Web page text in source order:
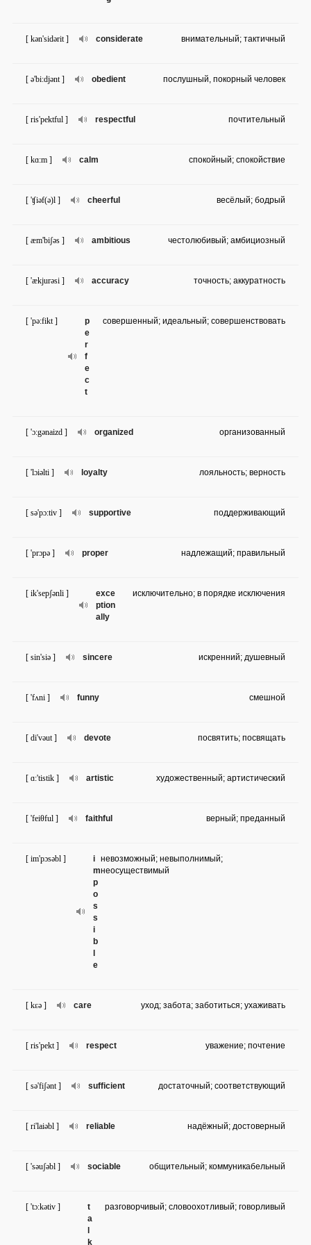
considerate
[ kən'sidərit ] внимательный; тактичный
obedient
[ ə'bi:djənt ] послушный, покорный человек
respectful
[ ris'pektful ] почтительный
calm
[ kɑ:m ] спокойный; спокойствие
cheerful
[ 'ʧiəf(ə)l ] весёлый; бодрый
ambitious
[ æm'biʃəs ] честолюбивый; амбициозный
accuracy
[ 'ækjurəsi ] точность; аккуратность
p
e
r
f
e
c
t
[ 'pə:fikt ] совершенный; идеальный; совершенствовать
organized
[ 'ɔ:gənaizd ] организованный
loyalty
[ 'lɔiəlti ] лояльность; верность
supportive
[ sə'pɔ:tiv ] поддерживающий
proper
[ 'prɔpə ] надлежащий; правильный
exce
ption
ally
[ ik'sepʃənli ] исключительно; в порядке исключения
sincere
[ sin'siə ] искренний; душевный
funny
[ 'fʌni ] смешной
devote
[ di'vəut ] посвятить; посвящать
artistic
[ ɑ:'tistik ] художественный; артистический
faithful
[ 'feiθful ] верный; преданный
i
m
p
o
s
s
i
b
e
[ im'pɔsəbl ]
невозможный; невыполнимый;
неосуществимый
care
[ kɛə ] уход; забота; заботиться; ухаживать
respect
[ ris'pekt ] уважение; почтение
sufficient
[ sə'fiʃənt ] достаточный; соответствующий
reliable
[ ri'laiəbl ] надёжный; достоверный
sociable
[ 'səuʃəbl ] общительный; коммуникабельный
t
a
k
[ 'tɔ:kətiv ] разговорчивый; словоохотливый; говорливый